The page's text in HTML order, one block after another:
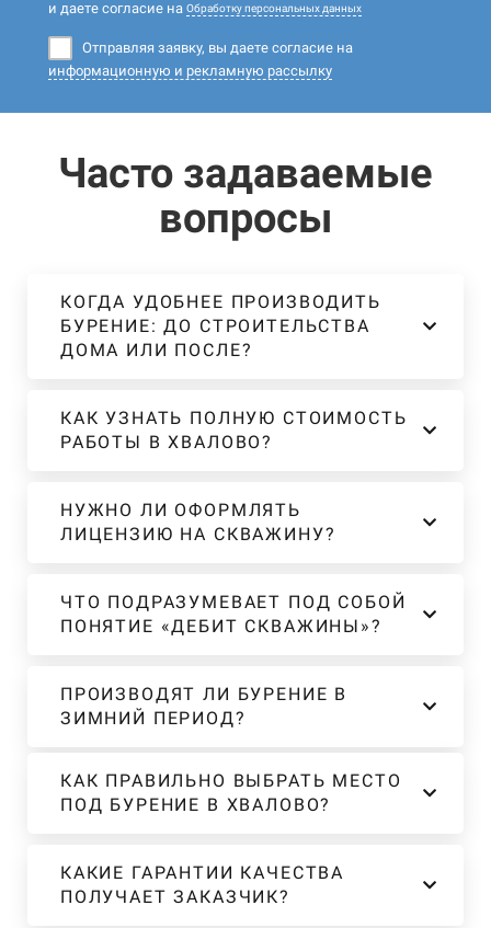
и даете согласие на Обработку персональных данных
Отправляя заявку, вы даете согласие на
информационную и рекламную рассылку
Часто задаваемые
вопросы
КОГДА УДОБНЕЕ ПРОИЗВОДИТЬ
БУРЕНИЕ: ДО СТРОИТЕЛЬСТВА
ДОМА ИЛИ ПОСЛЕ?
КАК УЗНАТЬ ПОЛНУЮ СТОИМОСТЬ
РАБОТЫ В ХВАЛОВО?
НУЖНО ЛИ ОФОРМЛЯТЬ
ЛИЦЕНЗИЮ НА СКВАЖИНУ?
ЧТО ПОДРАЗУМЕВАЕТ ПОД СОБОЙ
ПОНЯТИЕ «ДЕБИТ СКВАЖИНЫ»?
ПРОИЗВОДЯТ ЛИ БУРЕНИЕ В
ЗИМНИЙ ПЕРИОД?
КАК ПРАВИЛЬНО ВЫБРАТЬ МЕСТО
ПОД БУРЕНИЕ В ХВАЛОВО?
КАКИЕ ГАРАНТИИ КАЧЕСТВА
ПОЛУЧАЕТ ЗАКАЗЧИК?